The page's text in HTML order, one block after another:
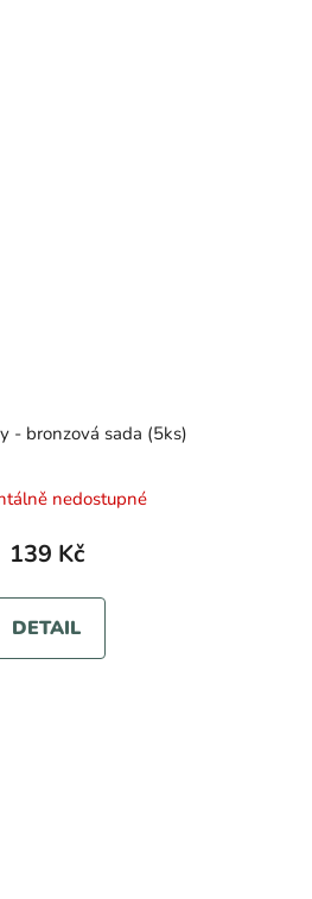
- bronzová sada (5ks)
nedostupné
139 Kč
DETAIL